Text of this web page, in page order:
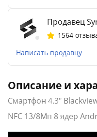
Продавец
1564
Написать продавцу
Описание и
Смартфон 4.3"
NFC 13/8Мп 8 ядер